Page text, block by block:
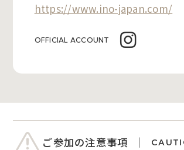
https://www.ino-japan.com/
OFFICIAL ACCOUNT
ご参加の注意事項